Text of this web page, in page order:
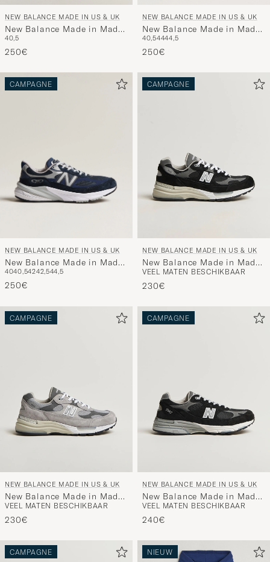
NEW BALANCE MADE IN US & UK
New Balance Made in Made
In UK Allerdale Black
40,5
250€
NEW BALANCE MADE IN US & UK
New Balance Made in Made
In USA 990v6 Sneakers Grey
40,54444,5
250€
CAMPAGNE
NEW BALANCE MADE IN US & UK
New Balance Made in Made
In USA 990v6 Sneakers
Navy
4040,54242,544,5
250€
CAMPAGNE
NEW BALANCE MADE IN US & UK
New Balance Made in Made
In USA 992 Sneakers Black
VEEL MATEN BESCHIKBAAR
230€
CAMPAGNE
NEW BALANCE MADE IN US & UK
New Balance Made in Made
In USA 992 Sneakers Grey
VEEL MATEN BESCHIKBAAR
230€
CAMPAGNE
NEW BALANCE MADE IN US & UK
New Balance Made in Made
In USA 993 Sneakers Black
VEEL MATEN BESCHIKBAAR
240€
CAMPAGNE NIEUW